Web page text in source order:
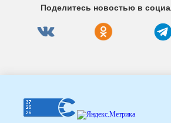
Поделитесь новостью в